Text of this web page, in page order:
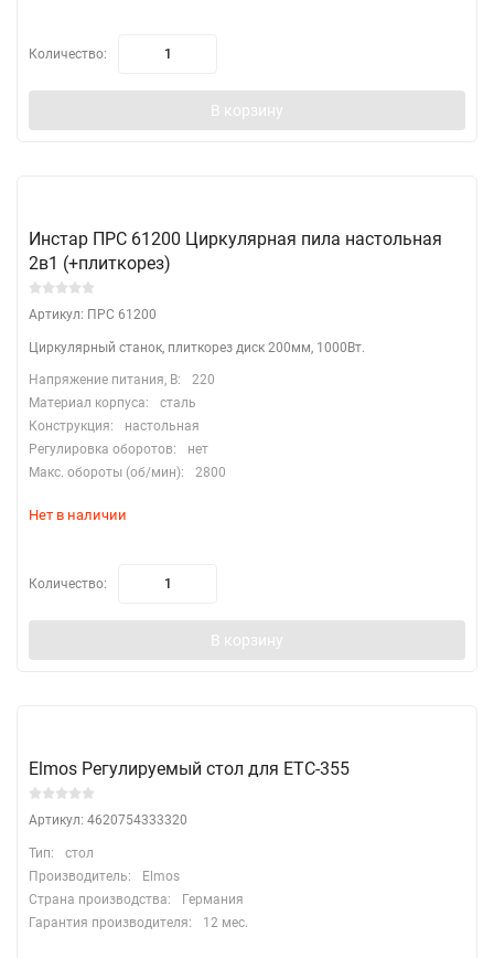
Количество:
В корзину
Инстар ПРС 61200 Циркулярная пила настольная
2в1 (+плиткорез)
Артикул: ПРС 61200
Циркулярный станок, плиткорез диск 200мм, 1000Вт.
Напряжение питания, В:
220
Материал корпуса:
сталь
Конструкция:
настольная
Регулировка оборотов:
нет
Макс. обороты (об/мин):
2800
Нет в наличии
Количество:
В корзину
Elmos Регулируемый стол для ETC-355
Артикул: 4620754333320
Тип:
стол
Производитель:
Elmos
Страна производства:
Германия
Гарантия производителя:
12 мес.